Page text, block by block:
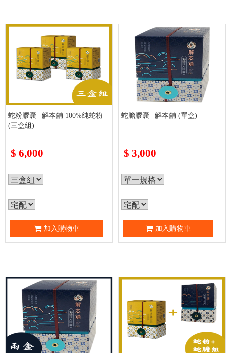
蛇粉膠囊 | 解本舖 100%純蛇粉
(三盒組)
$ 6,000
加入購物車
蛇膽膠囊 | 解本舖 (單盒)
$ 3,000
加入購物車